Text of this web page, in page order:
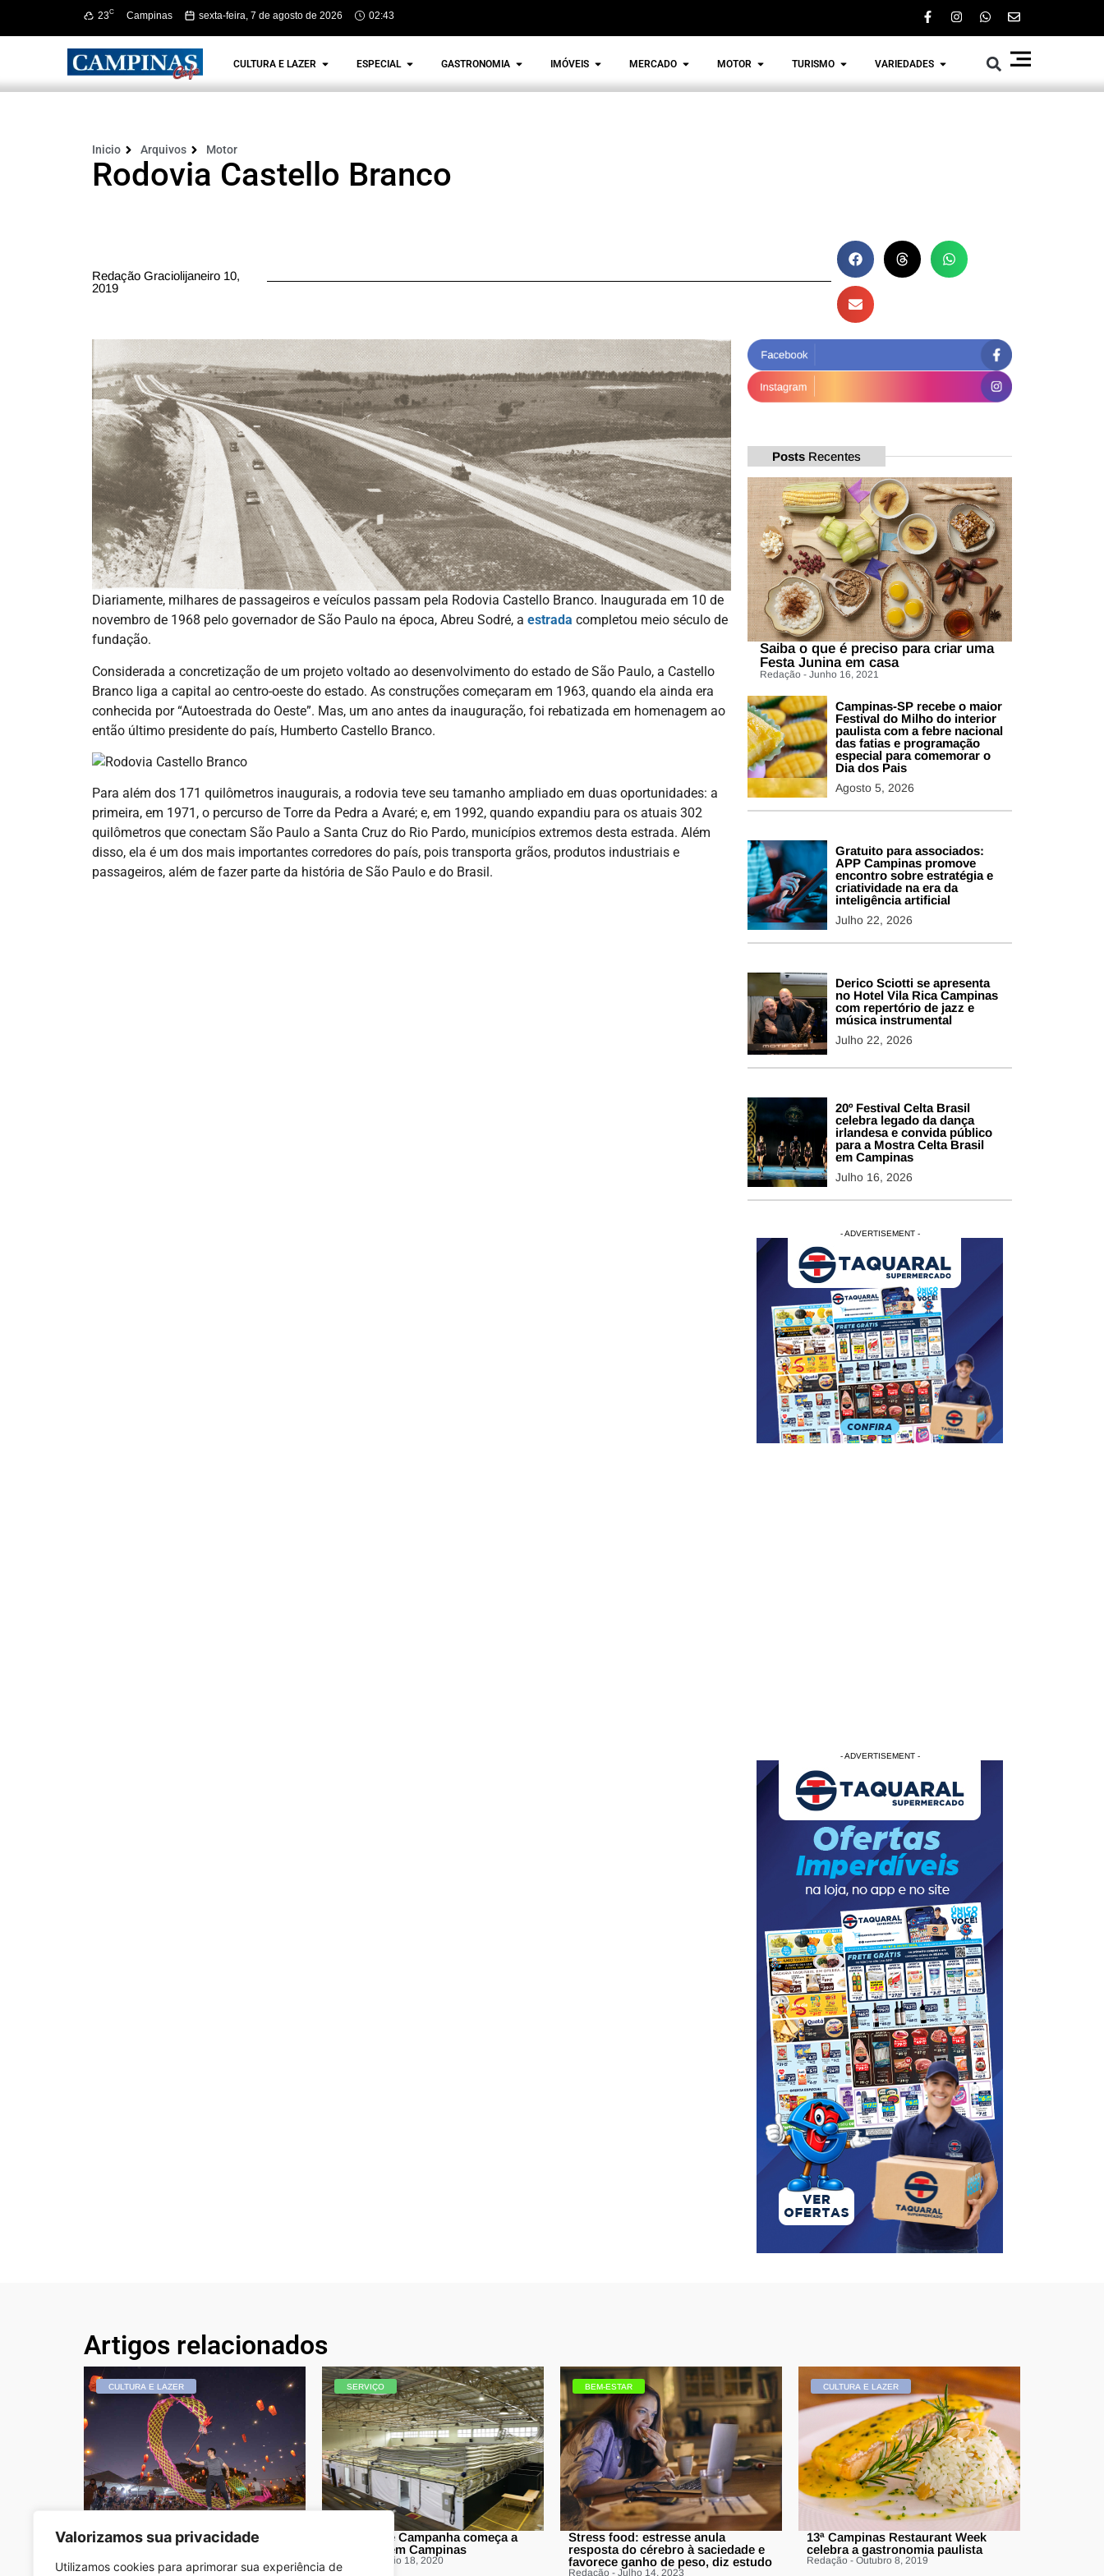
Valorizamos sua privacidade
Utilizamos cookies para aprimorar sua experiência de
23C Campinas sexta-feira, 7 de agosto de 2026 02:43
CULTURA E LAZER ESPECIAL GASTRONOMIA IMÓVEIS MERCADO MOTOR TURISMO VARIEDADES
Inicio Arquivos Motor
Rodovia Castello Branco
Redação Graciolijaneiro 10,
2019
Diariamente, milhares de passageiros e veículos passam pela Rodovia Castello Branco. Inaugurada em 10 de
novembro de 1968 pelo governador de São Paulo na época, Abreu Sodré, a estrada completou meio século de
fundação.
Considerada a concretização de um projeto voltado ao desenvolvimento do estado de São Paulo, a Castello
Branco liga a capital ao centro-oeste do estado. As construções começaram em 1963, quando ela ainda era
conhecida por “Autoestrada do Oeste”. Mas, um ano antes da inauguração, foi rebatizada em homenagem ao
então último presidente do país, Humberto Castello Branco.
Para além dos 171 quilômetros inaugurais, a rodovia teve seu tamanho ampliado em duas oportunidades: a
primeira, em 1971, o percurso de Torre da Pedra a Avaré; e, em 1992, quando expandiu para os atuais 302
quilômetros que conectam São Paulo a Santa Cruz do Rio Pardo, municípios extremos desta estrada. Além
disso, ela é um dos mais importantes corredores do país, pois transporta grãos, produtos industriais e
passageiros, além de fazer parte da história de São Paulo e do Brasil.
Posts Recentes
Saiba o que é preciso para criar uma
Festa Junina em casa
Redação - Junho 16, 2021
Campinas-SP recebe o maior
Festival do Milho do interior
paulista com a febre nacional
das fatias e programação
especial para comemorar o
Dia dos Pais
Agosto 5, 2026
Gratuito para associados:
APP Campinas promove
encontro sobre estratégia e
criatividade na era da
inteligência artificial
Julho 22, 2026
Derico Sciotti se apresenta
no Hotel Vila Rica Campinas
com repertório de jazz e
música instrumental
Julho 22, 2026
20º Festival Celta Brasil
celebra legado da dança
irlandesa e convida público
para a Mostra Celta Brasil
em Campinas
Julho 16, 2026
- ADVERTISEMENT -
- ADVERTISEMENT -
Artigos relacionados
CULTURA E LAZER
Instituto CPFL promove Festival da
Primavera na Estação Cultura
Redação - Janeiro 31, 2024
SERVIÇO
Hospital de Campanha começa a
funcionar em Campinas
Redação - Maio 18, 2020
BEM-ESTAR
Stress food: estresse anula
resposta do cérebro à saciedade e
favorece ganho de peso, diz estudo
Redação - Julho 14, 2023
CULTURA E LAZER
13ª Campinas Restaurant Week
celebra a gastronomia paulista
Redação - Outubro 8, 2019